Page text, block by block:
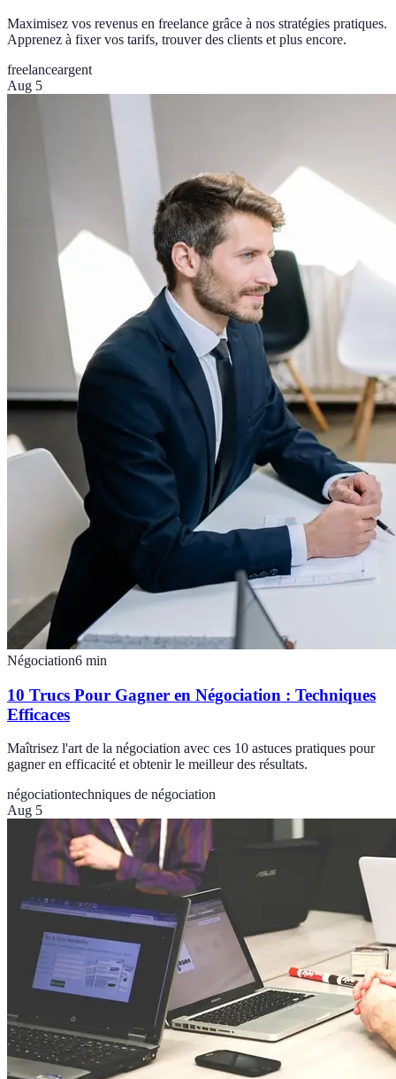
Maximisez vos revenus en freelance grâce à nos stratégies pratiques.
Apprenez à fixer vos tarifs, trouver des clients et plus encore.
freelanceargent
Aug 5
Négociation6 min
10 Trucs Pour Gagner en Négociation : Techniques
Efficaces
Maîtrisez l'art de la négociation avec ces 10 astuces pratiques pour
gagner en efficacité et obtenir le meilleur des résultats.
négociationtechniques de négociation
Aug 5